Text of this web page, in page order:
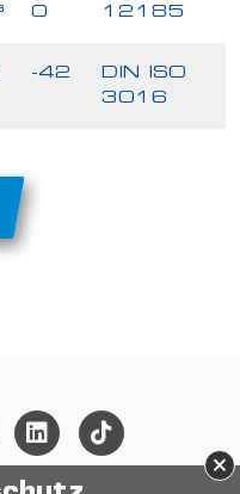
0
12185
-42
DIN ISO
3016
×